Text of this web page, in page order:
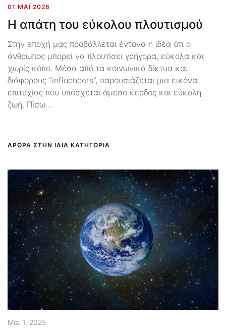
01 ΜΆΙ 2026
Η απάτη του εύκολου πλουτισμού
Στην εποχή μας προβάλλεται έντονα η ιδέα ότι ο
άνθρωπος μπορεί να πλουτίσει γρήγορα, εύκολα και
χωρίς κόπο. Μέσα από τα κοινωνικά δίκτυα και
διάφορους “influencers”, παρουσιάζεται μια εικόνα
επιτυχίας που υπόσχεται άμεσο κέρδος και εύκολη
ζωή. Πίσω…
ΑΡΘΡΑ ΣΤΗΝ ΙΔΙΑ ΚΑΤΗΓΟΡΙΑ
Μάι 1, 2025